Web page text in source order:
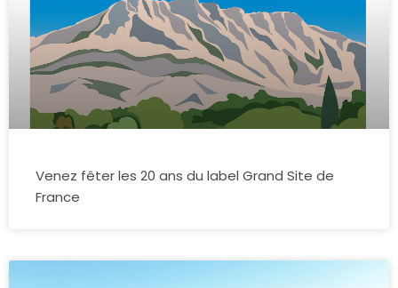
Venez fêter les 20 ans du label Grand Site de
France